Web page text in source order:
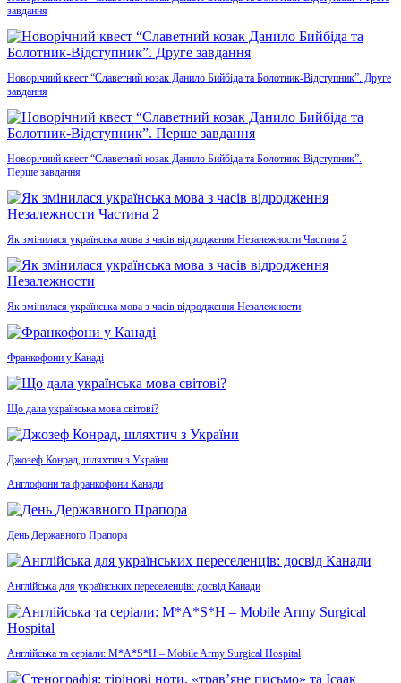
завдання
Новорічний квест “Славетний козак Данило Бийбіда та Болотник-Відступник”. Друге
завдання
Новорічний квест “Славетний козак Данило Бийбіда та Болотник-Відступник”.
Перше завдання
Як змінилася українська мова з часів відродження Незалежности Частина 2
Як змінилася українська мова з часів відродження Незалежности
Франкофони у Канаді
Що дала українська мова світові?
Джозеф Конрад, шляхтич з України
Англофони та франкофони Канади
День Державного Прапора
Англійська для українських переселенців: досвід Канади
Англійська та серіали: M*A*S*H – Mobile Army Surgical Hospital